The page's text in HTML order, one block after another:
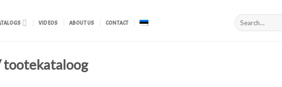
VIDEOS ABOUT US CONTACT
tootekataloog